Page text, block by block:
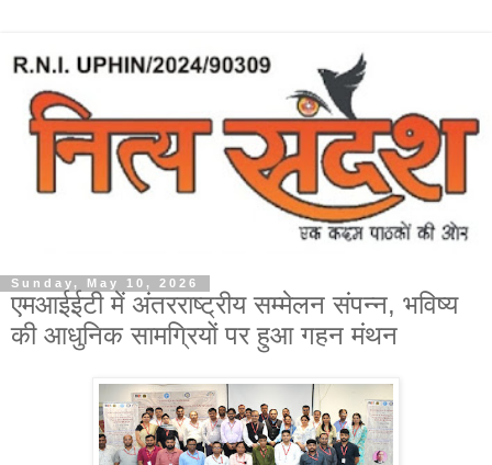
Sunday, May 10, 2026
एमआईईटी में अंतरराष्ट्रीय सम्मेलन संपन्न, भविष्य
की आधुनिक सामग्रियों पर हुआ गहन मंथन